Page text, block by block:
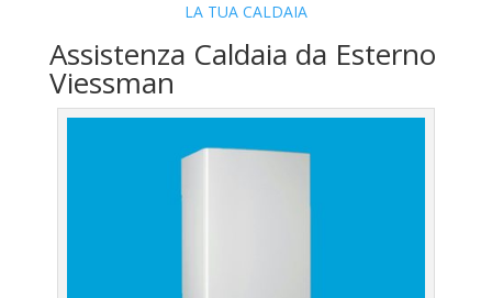
LA TUA CALDAIA
Assistenza Caldaia da Esterno
Viessman